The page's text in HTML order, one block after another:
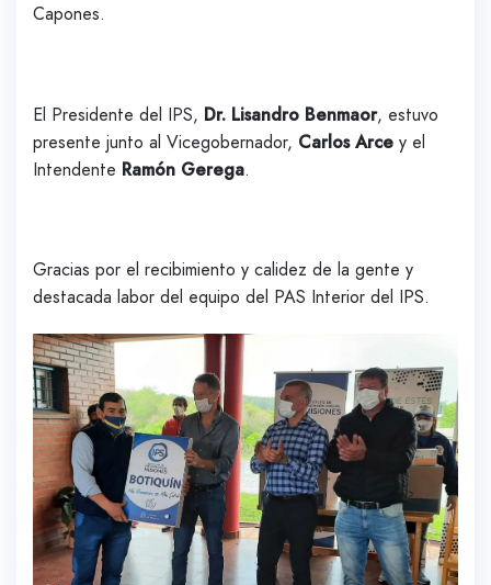
Capones.
El Presidente del IPS, Dr. Lisandro Benmaor, estuvo
presente junto al Vicegobernador, Carlos Arce y el
Intendente Ramón Gerega.
Gracias por el recibimiento y calidez de la gente y
destacada labor del equipo del PAS Interior del IPS.